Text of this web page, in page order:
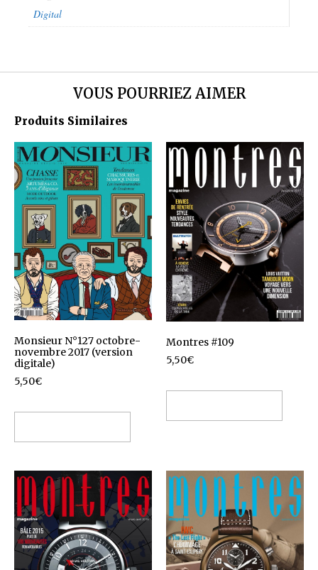
Digital
VOUS POURRIEZ AIMER
Produits Similaires
Monsieur N°127 octobre-
novembre 2017 (version
digitale)
5,50€
Montres #109
5,50€